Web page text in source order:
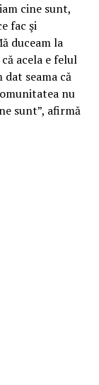
cine sunt,
fac şi
duceam la
acela e felul
dat seama că
nu
sunt”, afirmă